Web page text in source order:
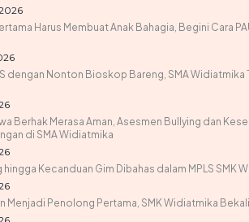
Harus Membuat Anak Bahagia, Begini Cara
dengan Nonton Bioskop Bareng, SMA Widiatmika
Berhak Merasa Aman, Asesmen Bullying dan
di SMA Widiatmika
hingga Kecanduan Gim Dibahas dalam MPLS SMK
Menjadi Penolong Pertama, SMK Widiatmika